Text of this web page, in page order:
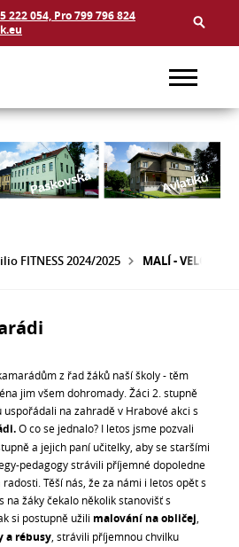
222 054, Pro 799 796 824
FITNESS 2024/2025 MALÍ - VELCÍ
z řad žáků naší školy - těm
jim všem dohromady. Žáci 2. stupně
na zahradě v Hrabové akci s
O co se jednalo? I letos jsme pozvali
a jejich paní učitelky, aby se staršími
pedagogy strávili příjemné dopoledne
Těší nás, že za námi i letos opět s
na žáky čekalo několik stanovišť s
si postupně užili malování na obličej
a rébusy , strávili příjemnou chvilku